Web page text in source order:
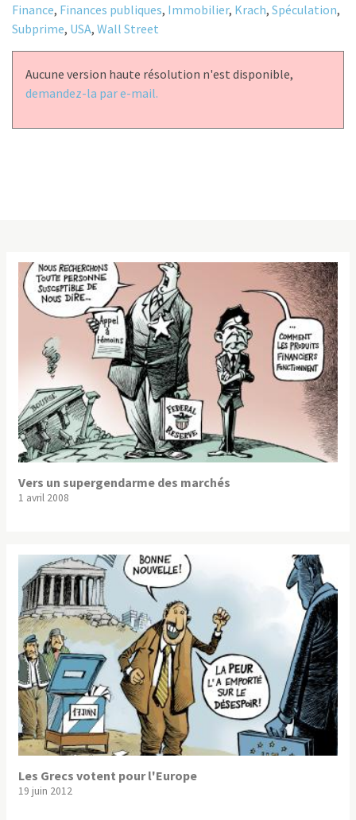
Finance, Finances publiques, Immobilier, Krach, Spéculation,
Subprime, USA, Wall Street
Aucune version haute résolution n'est disponible,
demandez-la par e-mail.
Vers un supergendarme des marchés
1 avril 2008
Les Grecs votent pour l'Europe
19 juin 2012